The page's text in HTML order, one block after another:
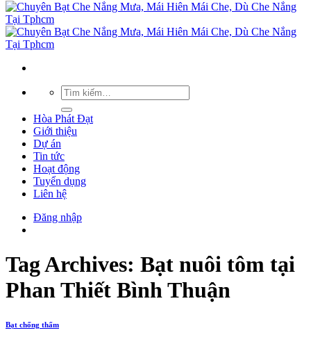
Hòa Phát Đạt
Giới thiệu
Dự án
Tin tức
Hoạt động
Tuyển dụng
Liên hệ
Đăng nhập
Tag Archives: Bạt nuôi tôm tại
Phan Thiết Bình Thuận
Bạt chống thấm